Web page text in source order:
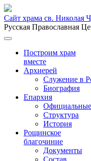
Сайт храма св. Николая
Русская Православная
Построим храм
вместе
Архиерей
Служение в
Биография
Епархия
Структура
История
Рощинское
благочиние
Документы
Состав